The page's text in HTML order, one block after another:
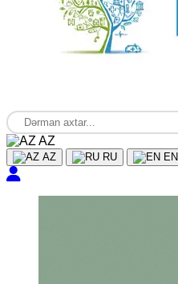
AZ
AZ RU EN